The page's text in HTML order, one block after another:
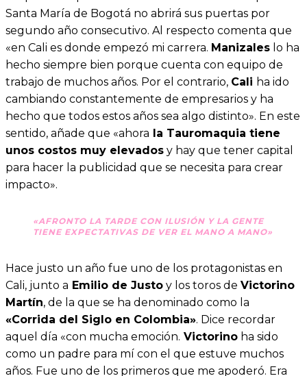
Santa María de Bogotá no abrirá sus puertas por
segundo año consecutivo. Al respecto comenta que
«en Cali es donde empezó mi carrera. Manizales lo ha
hecho siempre bien porque cuenta con equipo de
trabajo de muchos años. Por el contrario, Cali ha ido
cambiando constantemente de empresarios y ha
hecho que todos estos años sea algo distinto». En este
sentido, añade que «ahora la Tauromaquia tiene
unos costos muy elevados y hay que tener capital
para hacer la publicidad que se necesita para crear
impacto».
«AFRONTO LA TARDE CON ILUSIÓN Y LA GENTE
TIENE EXPECTATIVAS DE VER EL MANO A MANO»
Hace justo un año fue uno de los protagonistas en
Cali, junto a Emilio de Justo y los toros de Victorino
Martín, de la que se ha denominado como la
«Corrida del Siglo en Colombia». Dice recordar
aquel día «con mucha emoción. Victorino ha sido
como un padre para mí con el que estuve muchos
años. Fue uno de los primeros que me apoderó. Era